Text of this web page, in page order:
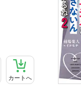
カートへ